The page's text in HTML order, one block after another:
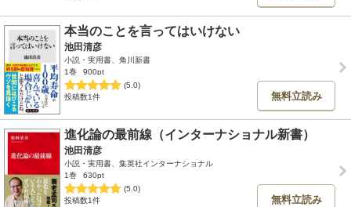
本当のことを言ってはいけない
池田清彦
小説・実用書、角川新書
1巻
900pt
(5.0)
投稿数1件
無料立読み
進化論の最前線（インターナショナル新書）
池田清彦
小説・実用書、集英社インターナショナル
1巻
630pt
(5.0)
投稿数1件
無料立読み